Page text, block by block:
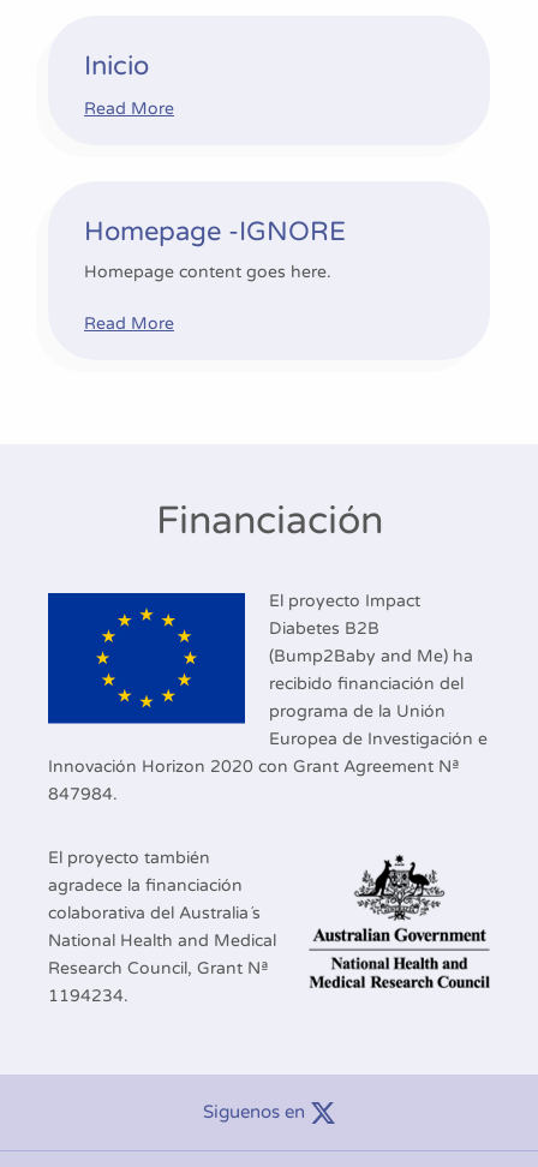
Inicio
Read More
Homepage -IGNORE
Homepage content goes here.
Read More
Financiación
El proyecto Impact
Diabetes B2B
(Bump2Baby and Me) ha
recibido financiación del
programa de la Unión
Europea de Investigación e
Innovación Horizon 2020 con Grant Agreement Nª
847984.
El proyecto también
agradece la financiación
colaborativa del Australia´s
National Health and Medical
Research Council, Grant Nª
1194234.
Siguenos en